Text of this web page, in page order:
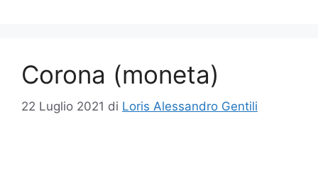
Corona (moneta)
22 Luglio 2021 di Loris Alessandro Gentili